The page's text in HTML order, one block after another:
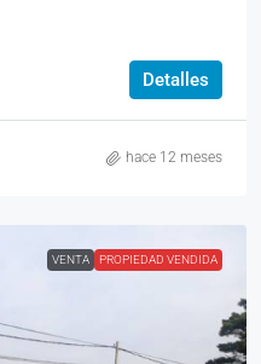
Detalles
hace 12 meses
VENTA PROPIEDAD VENDIDA